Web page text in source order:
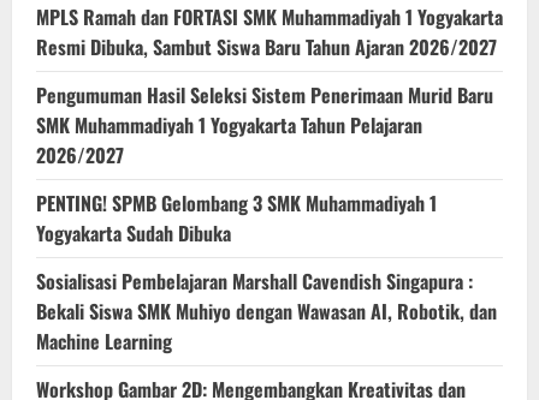
MPLS Ramah dan FORTASI SMK Muhammadiyah 1 Yogyakarta
Resmi Dibuka, Sambut Siswa Baru Tahun Ajaran 2026/2027
Pengumuman Hasil Seleksi Sistem Penerimaan Murid Baru
SMK Muhammadiyah 1 Yogyakarta Tahun Pelajaran
2026/2027
PENTING! SPMB Gelombang 3 SMK Muhammadiyah 1
Yogyakarta Sudah Dibuka
Sosialisasi Pembelajaran Marshall Cavendish Singapura :
Bekali Siswa SMK Muhiyo dengan Wawasan AI, Robotik, dan
Machine Learning
Workshop Gambar 2D: Mengembangkan Kreativitas dan